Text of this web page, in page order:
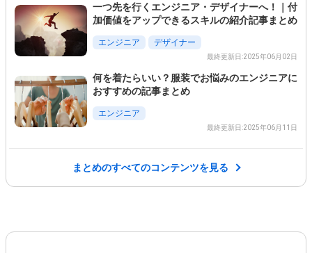
この条件を選択
一つ先を行くエンジニア・デザイナーへ！｜付
加価値をアップできるスキルの紹介記事まとめ
エンジニア デザイナー
最終更新日:2025年06月02日
何を着たらいい？服装でお悩みのエンジニアに
おすすめの記事まとめ
エンジニア
最終更新日:2025年06月11日
まとめのすべてのコンテンツを見る